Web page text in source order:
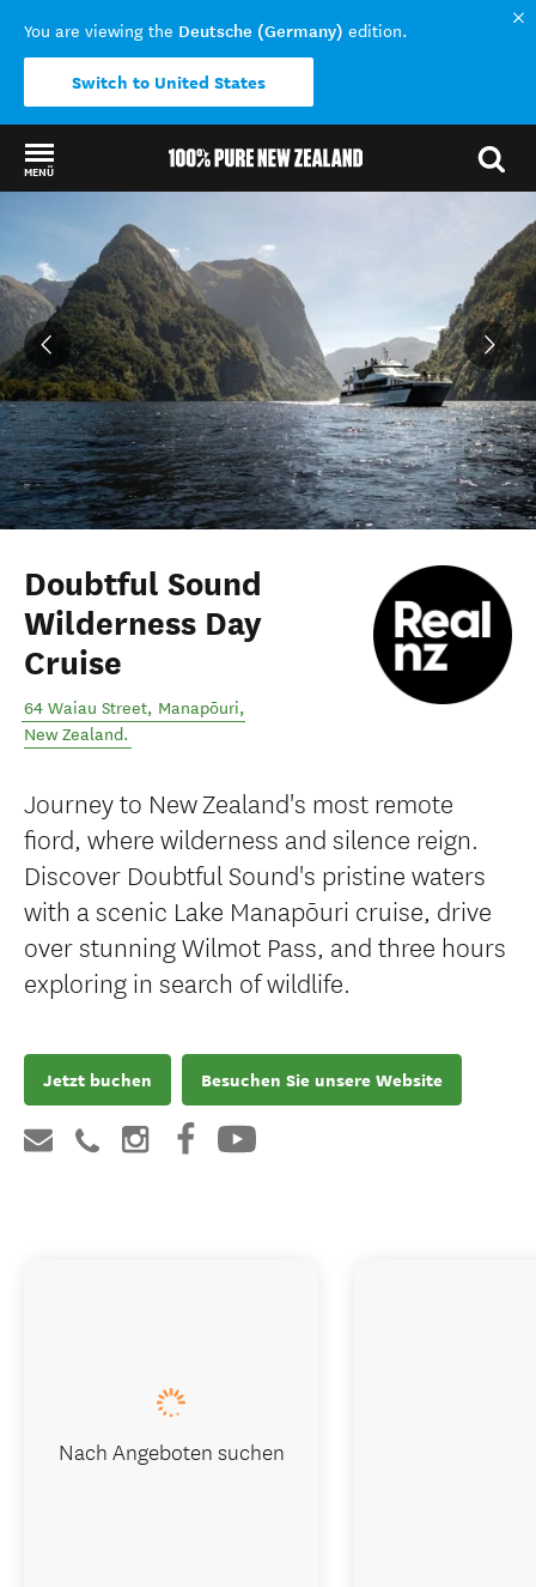
You are viewing the Deutsche (Germany) edition.
Switch to United States
MENÜ
Back to my results
Doubtful Sound
Wilderness Day
Cruise
64 Waiau Street, Manapōuri,
New Zealand.
Journey to New Zealand's most remote
fiord, where wilderness and silence reign.
Discover Doubtful Sound's pristine waters
with a scenic Lake Manapōuri cruise, drive
over stunning Wilmot Pass, and three hours
exploring in search of wildlife.
Jetzt buchen Besuchen Sie unsere Website
Nach Angeboten suchen